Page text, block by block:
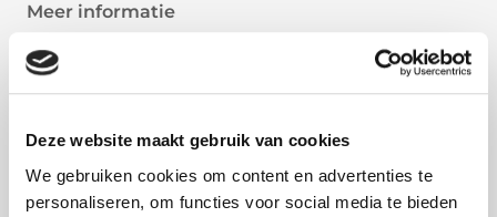
Deze website maakt gebruik van cookies
We gebruiken cookies om content en advertenties te
personaliseren, om functies voor social media te bieden
Meer informatie
Kies de plek op de dakgoot waar u naar beneden
wilt met de regenpijp. Boor daar in het hart van de
gatzaag van tussen de 60 en 70 mm. het gat
groter te maken. Haal eventuele bramen weg met
een halfronde vijl voor metaal zodat u zich niet